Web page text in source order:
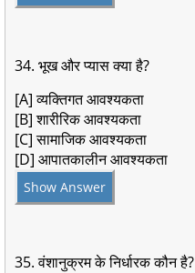
34. भूख और प्यास क्या है?
[A] व्यक्तिगत आवश्यकता
[B] शारीरिक आवश्यकता
[C] सामाजिक आवश्यकता
[D] आपातकालीन आवश्यकता
Show Answer
35. वंशानुक्रम के निर्धारक कौन है?